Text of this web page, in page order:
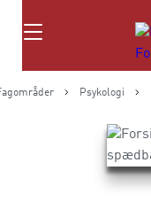
Søg
Psykologi